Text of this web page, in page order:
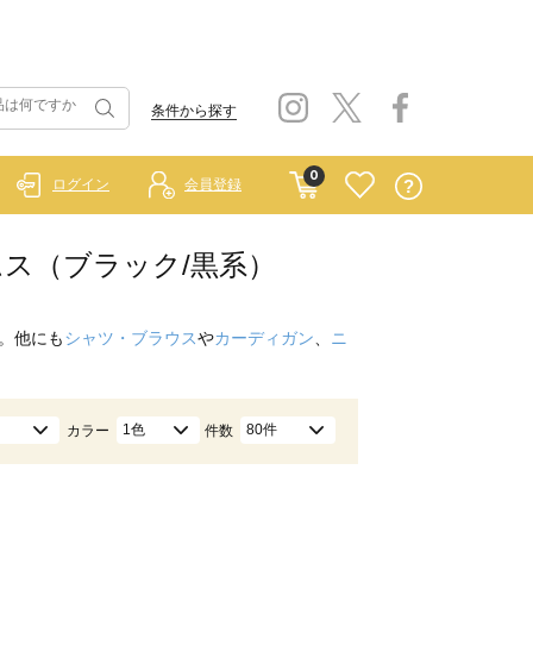
条件から探す
0
ログイン 会員登録
（ブラック/黒系）
他にもシャツ・ブラウスやカーディガン
ニ
カラー 1色 件数 80件